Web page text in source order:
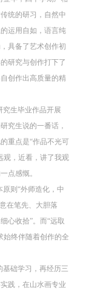
统的研习 ， 自然中
运用自如 ， 语言纯
具备了艺术创作初
研究与创作打下了
创作出高质量的精
究生毕业作品开展
究生说的一番话，
重点是“作品不光可
观 ， 近看，讲了我观
点感慨。
原则 “外师造化 ， 中
在笔先、 大胆落
心收拾”。 而“远取
始终伴随着创作的全
基础学习 ， 再经历三
践 ， 在山水画专业